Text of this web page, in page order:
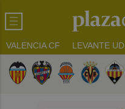
VALENCIA CF LEVANTE UD